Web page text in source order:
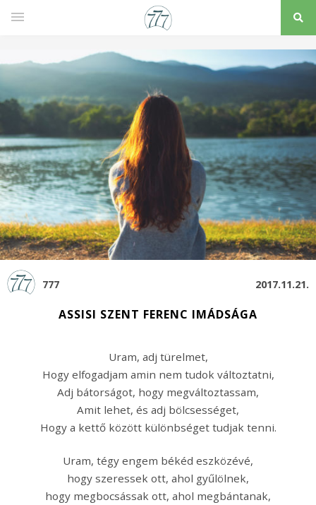
777 2017.11.21.
ASSISI SZENT FERENC IMÁDSÁGA
Uram, adj türelmet,
Hogy elfogadjam amin nem tudok változtatni,
Adj bátorságot, hogy megváltoztassam,
Amit lehet, és adj bölcsességet,
Hogy a kettő között különbséget tudjak tenni.
Uram, tégy engem békéd eszközévé,
hogy szeressek ott, ahol gyűlölnek,
hogy megbocsássak ott, ahol megbántanak,